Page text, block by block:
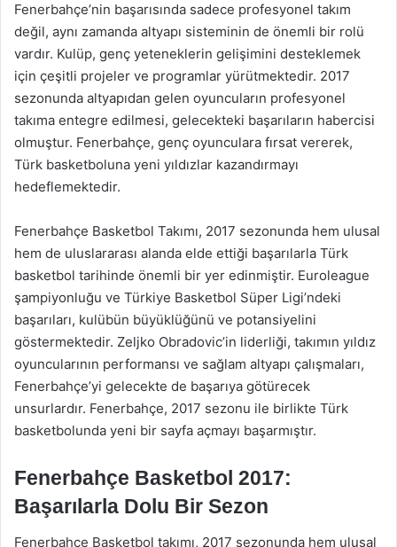
Fenerbahçe’nin başarısında sadece profesyonel takım
değil, aynı zamanda altyapı sisteminin de önemli bir rolü
vardır. Kulüp, genç yeteneklerin gelişimini desteklemek
için çeşitli projeler ve programlar yürütmektedir. 2017
sezonunda altyapıdan gelen oyuncuların profesyonel
takıma entegre edilmesi, gelecekteki başarıların habercisi
olmuştur. Fenerbahçe, genç oyunculara fırsat vererek,
Türk basketboluna yeni yıldızlar kazandırmayı
hedeflemektedir.
Fenerbahçe Basketbol Takımı, 2017 sezonunda hem ulusal
hem de uluslararası alanda elde ettiği başarılarla Türk
basketbol tarihinde önemli bir yer edinmiştir. Euroleague
şampiyonluğu ve Türkiye Basketbol Süper Ligi’ndeki
başarıları, kulübün büyüklüğünü ve potansiyelini
göstermektedir. Zeljko Obradovic’in liderliği, takımın yıldız
oyuncularının performansı ve sağlam altyapı çalışmaları,
Fenerbahçe’yi gelecekte de başarıya götürecek
unsurlardır. Fenerbahçe, 2017 sezonu ile birlikte Türk
basketbolunda yeni bir sayfa açmayı başarmıştır.
Fenerbahçe Basketbol 2017:
Başarılarla Dolu Bir Sezon
Fenerbahçe Basketbol takımı, 2017 sezonunda hem ulusal